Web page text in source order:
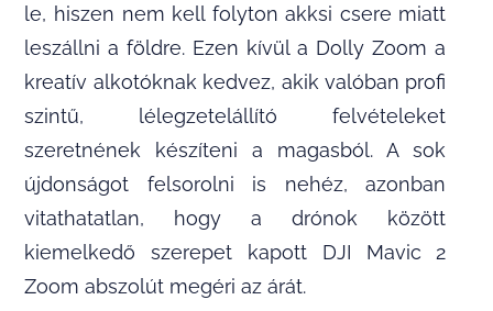
le, hiszen nem kell folyton akksi csere miatt
leszállni a földre. Ezen kívül a Dolly Zoom a
kreatív alkotóknak kedvez, akik valóban profi
szintű, lélegzetelállító felvételeket
szeretnének készíteni a magasból. A sok
újdonságot felsorolni is nehéz, azonban
vitathatatlan, hogy a drónok között
kiemelkedő szerepet kapott DJI Mavic 2
Zoom abszolút megéri az árát.